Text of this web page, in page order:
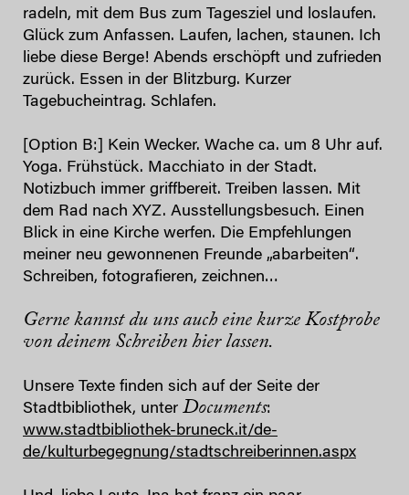
radeln, mit dem Bus zum Tagesziel und loslaufen.
Glück zum Anfassen. Laufen, lachen, staunen. Ich
liebe diese Berge! Abends erschöpft und zufrieden
zurück. Essen in der Blitzburg. Kurzer
Tagebucheintrag. Schlafen.
[Option B:] Kein Wecker. Wache ca. um 8 Uhr auf.
Yoga. Frühstück. Macchiato in der Stadt.
Notizbuch immer griffbereit. Treiben lassen. Mit
dem Rad nach XYZ. Ausstellungsbesuch. Einen
Blick in eine Kirche werfen. Die Empfehlungen
meiner neu gewonnenen Freunde „abarbeiten“.
Schreiben, fotografieren, zeichnen…
Gerne kannst du uns auch eine kurze Kostprobe
von deinem Schreiben hier lassen.
Unsere Texte finden sich auf der Seite der
Stadtbibliothek, unter Documents:
www.stadtbibliothek-bruneck.it/de-
de/kulturbegegnung/stadtschreiberinnen.aspx